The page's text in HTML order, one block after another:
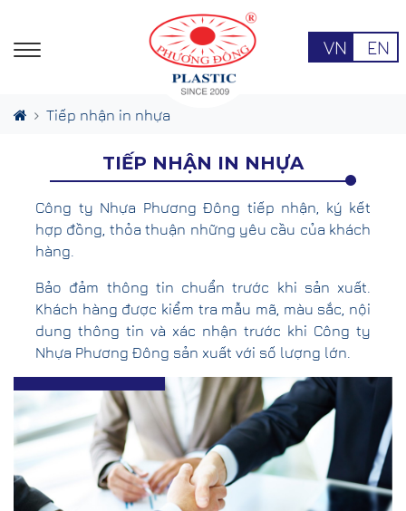
VN EN
Tiếp nhận in nhựa
TIẾP NHẬN IN NHỰA
Công ty Nhựa Phương Đông tiếp nhận, ký kết
hợp đồng, thỏa thuận những yêu cầu của khách
hàng.
Bảo đảm thông tin chuẩn trước khi sản xuất.
Khách hàng được kiểm tra mẫu mã, màu sắc, nội
dung thông tin và xác nhận trước khi Công ty
Nhựa Phương Đông sản xuất với số lượng lớn.